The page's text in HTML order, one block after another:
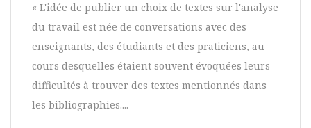
« L'idée de publier un choix de textes sur l'analyse
du travail est née de conversations avec des
enseignants, des étudiants et des praticiens, au
cours desquelles étaient souvent évoquées leurs
difficultés à trouver des textes mentionnés dans
les bibliographies....